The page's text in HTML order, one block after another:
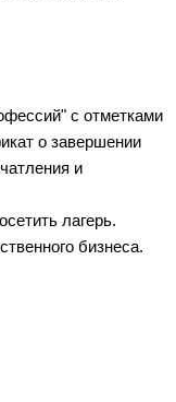
с отметками
о завершении
и
лагерь.
бизнеса.